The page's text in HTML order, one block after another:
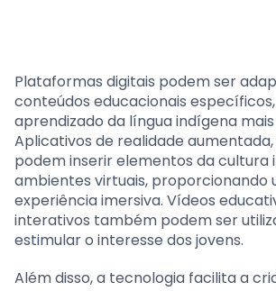
Plataformas digitais podem ser
conteúdos educacionais
aprendizado da língua indígena
Aplicativos de realidade
podem inserir elementos da cultura
ambientes virtuais, proporcionando
experiência imersiva. Vídeos
interativos também podem ser
estimular o interesse dos jovens.
Além disso, a tecnologia facilita a